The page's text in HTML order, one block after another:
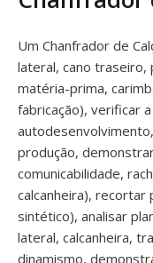
Um Chanfrador de
lateral, cano traseiro,
matéria-prima,
fabricação), verificar
produção,
comunicabilidade,
calcanheira), recortar
sintético), analisar
lateral, calcanheira,
dinamismo,